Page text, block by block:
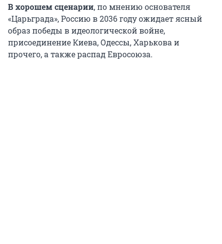
В хорошем сценарии, по мнению основателя
«Царьграда», Россию в 2036 году ожидает ясный
образ победы в идеологической войне,
присоединение Киева, Одессы, Харькова и
прочего, а также распад Евросоюза.